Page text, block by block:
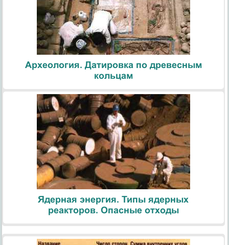
Археология. Датировка по древесным
кольцам
Ядерная энергия. Типы ядерных
реакторов. Опасные отходы